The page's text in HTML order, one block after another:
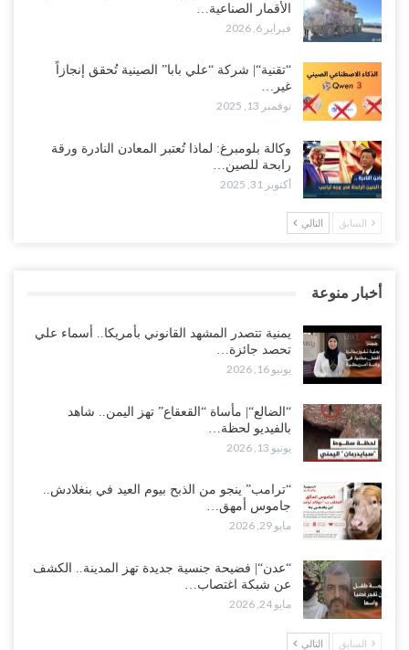
الأقمار الصناعية…
فبراير 6, 2026
“تقنية“| شركة “علي بابا” الصينية تُحقق إنجازاً
غير…
نوفمبر 13, 2025
وكالة بلومبرغ: لماذا تُعتبر المعادن النادرة ورقة
رابحة للصين…
أكتوبر 31, 2025
السابق التالي
أخبار منوعة
يمنية تتصدر المشهد القانوني بأمريكا.. أسماء علي
تحصد جائزة…
يونيو 16, 2026
“الضالع“| مأساة “القعقاع” تهز اليمن.. شاهد
بالفيديو لحظة…
يونيو 13, 2026
“ترامب” ينجو من الذبح بيوم العيد في بنغلادش..
جاموس أمهق…
مايو 29, 2026
“عدن“| فضيحة جنسية جديدة تهز المدينة.. الكشف
عن شبكة اغتصاب…
مايو 24, 2026
السابق التالي